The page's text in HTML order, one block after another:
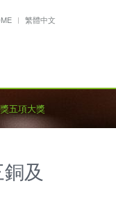
繁體中文
五項大獎
及